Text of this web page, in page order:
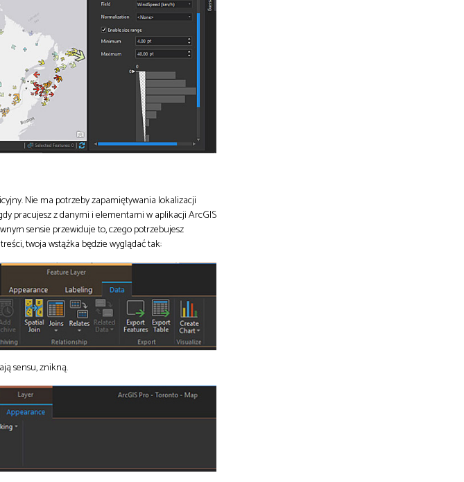
Nie ma potrzeby zapamiętywania lokalizacji
pracujesz z danymi i elementami w aplikacji ArcGIS
sensie przewiduje to, czego potrzebujesz
twoja wstążka będzie wyglądać tak:
sensu, znikną.